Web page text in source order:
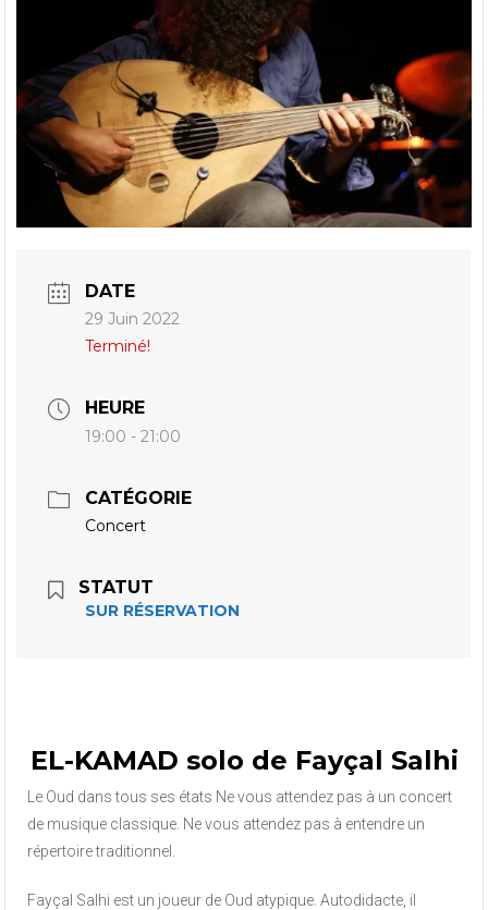
DATE
29 Juin 2022
Terminé!
HEURE
19:00 - 21:00
CATÉGORIE
Concert
STATUT
SUR RÉSERVATION
EL-KAMAD solo de Fayçal Salhi
Le Oud dans tous ses états Ne vous attendez pas à un concert
de musique classique. Ne vous attendez pas à entendre un
répertoire traditionnel.
Fayçal Salhi est un joueur de Oud atypique. Autodidacte, il